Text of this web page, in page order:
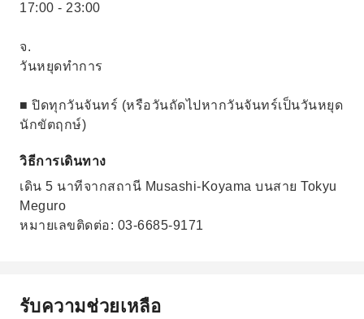
17:00 - 23:00
จ.
วันหยุดทำการ
■ ปิดทุกวันจันทร์ (หรือวันถัดไปหากวันจันทร์เป็นวันหยุด
นักขัตฤกษ์)
วิธีการเดินทาง
เดิน 5 นาทีจากสถานี Musashi-Koyama บนสาย Tokyu
Meguro
หมายเลขติดต่อ: 03-6685-9171
รับความช่วยเหลือ